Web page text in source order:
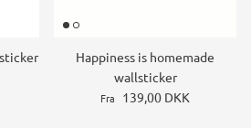
Happiness is homemade
wallsticker
Fra 139,00 DKK